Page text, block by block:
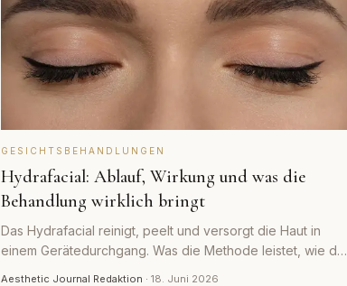
GESICHTSBEHANDLUNGEN
Hydrafacial: Ablauf, Wirkung und was die
Behandlung wirklich bringt
Das Hydrafacial reinigt, peelt und versorgt die Haut in
einem Gerätedurchgang. Was die Methode leistet, wie der
Aesthetic Journal Redaktion ·18. Juni 2026